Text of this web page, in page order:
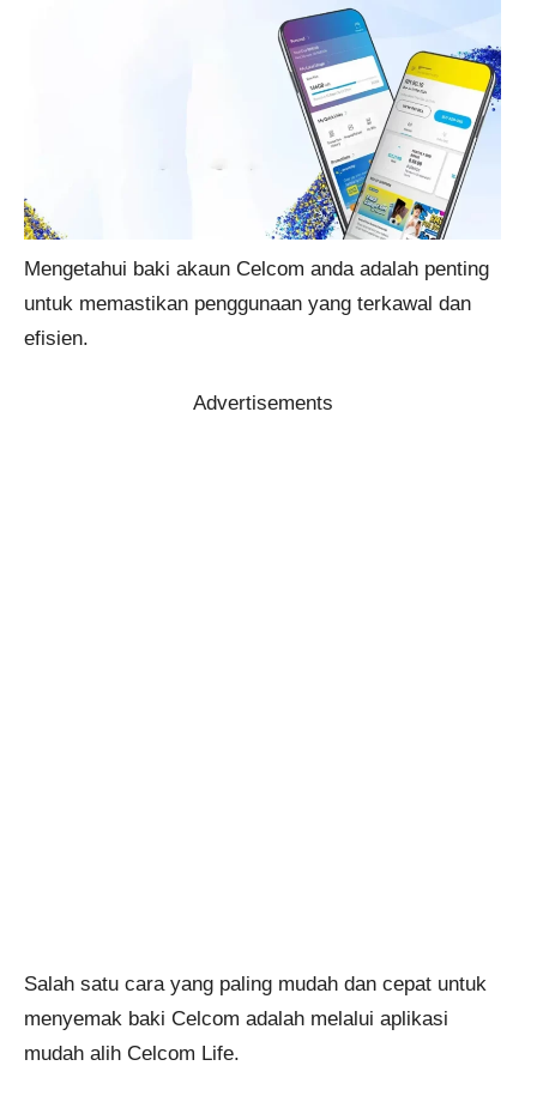
Mengetahui baki akaun Celcom anda adalah penting
untuk memastikan penggunaan yang terkawal dan
efisien.
Advertisements
Salah satu cara yang paling mudah dan cepat untuk
menyemak baki Celcom adalah melalui aplikasi
mudah alih Celcom Life.